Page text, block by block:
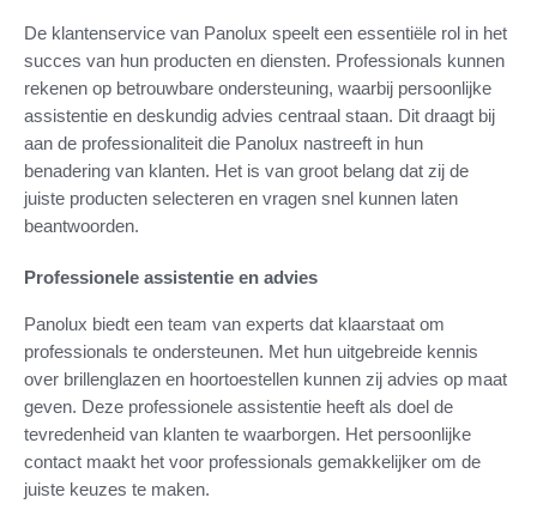
De klantenservice van Panolux speelt een essentiële rol in het
succes van hun producten en diensten. Professionals kunnen
rekenen op betrouwbare ondersteuning, waarbij persoonlijke
assistentie en deskundig advies centraal staan. Dit draagt bij
aan de professionaliteit die Panolux nastreeft in hun
benadering van klanten. Het is van groot belang dat zij de
juiste producten selecteren en vragen snel kunnen laten
beantwoorden.
Professionele assistentie en advies
Panolux biedt een team van experts dat klaarstaat om
professionals te ondersteunen. Met hun uitgebreide kennis
over brillenglazen en hoortoestellen kunnen zij advies op maat
geven. Deze professionele assistentie heeft als doel de
tevredenheid van klanten te waarborgen. Het persoonlijke
contact maakt het voor professionals gemakkelijker om de
juiste keuzes te maken.